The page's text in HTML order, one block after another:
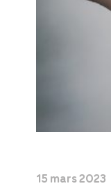
15 mars 2023